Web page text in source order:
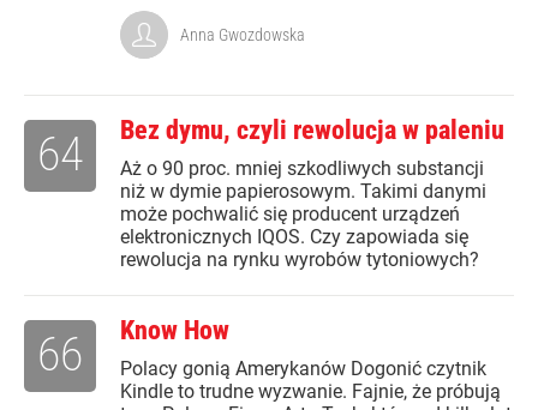
Anna Gwozdowska
Bez dymu, czyli rewolucja w paleniu
Aż o 90 proc. mniej szkodliwych substancji
niż w dymie papierosowym. Takimi danymi
może pochwalić się producent urządzeń
elektronicznych IQOS. Czy zapowiada się
rewolucja na rynku wyrobów tytoniowych?
64
Know How
Polacy gonią Amerykanów Dogonić czytnik
Kindle to trudne wyzwanie. Fajnie, że próbują
66